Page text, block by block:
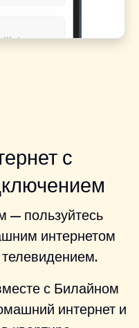
с
— пользуйтесь
интернетом
с Билайном
интернет и